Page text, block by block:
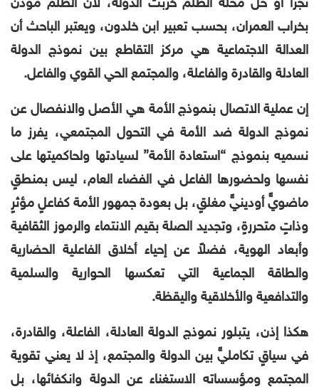
تجزأ أو حل محله الظلم خربت الدولة، لأن الظلم مؤذن
بخراب العمران، بحسب تعبير ابن خلدون، ويعتبر الباحث أن
العدالة الاجتماعية هي مركز التقاطع بين نموذج الدولة
العادلة والقادرة والفاعلة، والمجتمع الحي القوي والفاعل.
إن عملية الاتصال بنموذج الأمة هي الأصل والانفصال عن
نموذج الدولة ضد الأمة في التحول المجتمعي، يفرز ما
نسميه بنموذج “استعادة الأمة” لسيادتها ولحاكميتها على
نفسها ولحضورها الفاعل في الفضاء العام، ليس بمنطقٍ
ماضويٍّ أودينيٍّ مغلقٍ، بل بعودة جمهور الأمة كفاعلٍ مؤثرٍ
وذاتٍ متحررةٍ، وتجديد الصلة بقيم الانتماء والرموز الثقافية
وأبعاد الهوية، فضلاً عن إحياء أخلاق الفاعلية الحضارية
والطاقة الجماعية التي تعكسها الحوارية والسلمية
والتدافعية والأخلاقية واليقظة.
هكذا إذن، يتبلور نموذج الدولة العادلة، الفاعلة، والقادرة،
في سياقٍ تكامليٍّ بين الدولة والمجتمع، إذ لا يعني تقوية
المجتمع ومؤسساته الاستغناء عن الدولة وانكفائها، بل